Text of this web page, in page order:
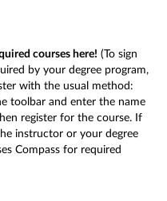
courses here! (To sign
by your degree program,
with the usual method:
toolbar and enter the name
register for the course. If
instructor or your degree
Compass for required